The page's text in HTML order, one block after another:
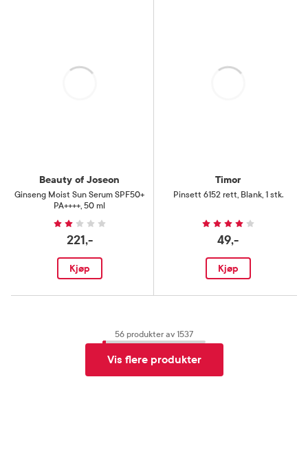
Beauty of Joseon
Ginseng Moist Sun Serum SPF50+
PA++++, 50 ml
221,-
Kjøp
Timor
Pinsett 6152 rett, Blank, 1 stk.
49,-
Kjøp
56 produkter av 1537
Vis flere produkter